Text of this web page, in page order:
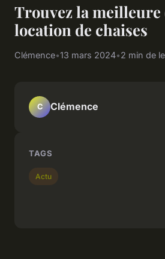
Trouvez la meilleure
location de chaises
Clémence•13 mars 2024•2 min de
C Clémence
TAGS
Actu